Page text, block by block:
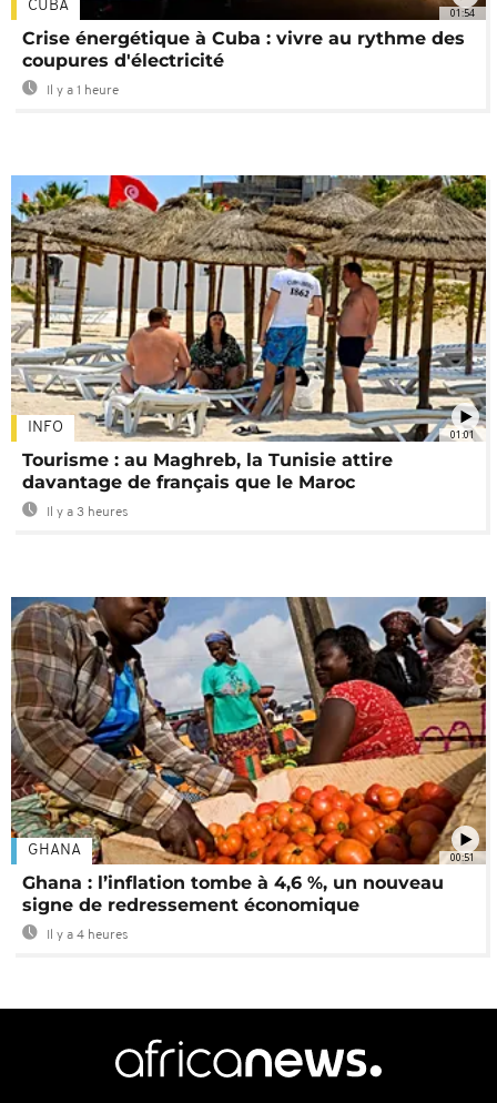
01:54
CUBA
Crise énergétique à Cuba : vivre au rythme des
coupures d'électricité
Il y a 1 heure
01:01
INFO
Tourisme : au Maghreb, la Tunisie attire
davantage de français que le Maroc
Il y a 3 heures
00:51
GHANA
Ghana : l’inflation tombe à 4,6 %, un nouveau
signe de redressement économique
Il y a 4 heures